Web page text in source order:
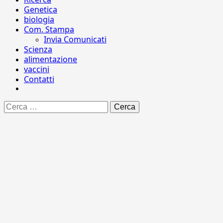
Genetica
biologia
Com. Stampa
Invia Comunicati
Scienza
alimentazione
vaccini
Contatti
Ricerca
per: